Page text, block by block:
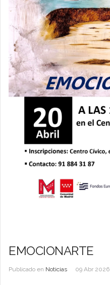
EMOCIONARTE
Publicado en Noticias 09 Abr 2026